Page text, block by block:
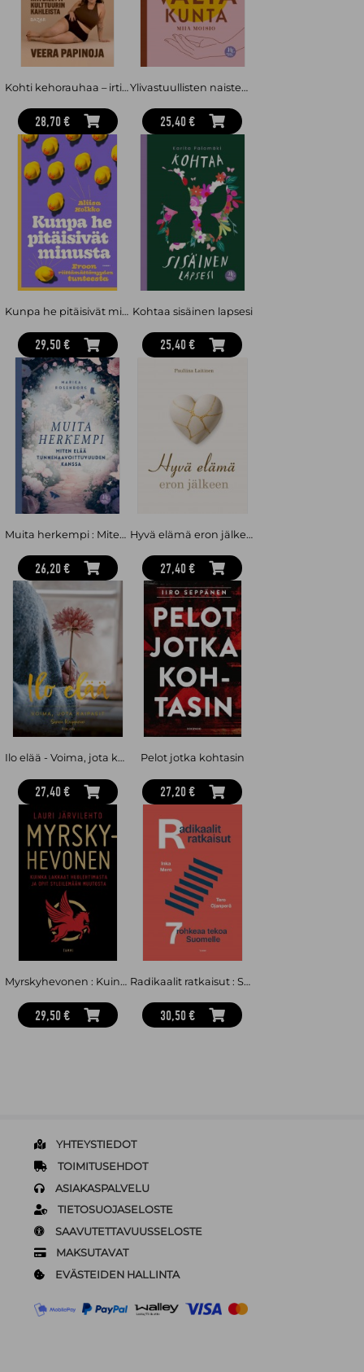
Kohti kehorauhaa – irti dieettikulttuurin kahleista
28,70 €
Ylivastuullisten naisten valtakunta
25,40 €
Kunpa he pitäisivät minusta : Eroon riittämättömyyden tunteesta
29,50 €
Kohtaa sisäinen lapsesi
25,40 €
Muita herkempi : Miten elää tunnehaavoittuvuuden kanssa
26,20 €
Hyvä elämä eron jälkeen
27,40 €
Ilo elää - Voima, jota kaipasit
27,40 €
Pelot jotka kohtasin
27,20 €
Myrskyhevonen : Kuinka lakkaat huolehtimasta ja opit syleilemään muutosta
29,50 €
Radikaalit ratkaisut : Seitsemän rohkeaa tekoa Suomelle
30,50 €
YHTEYSTIEDOT
TOIMITUSEHDOT
ASIAKASPALVELU
TIETOSUOJASELOSTE
SAAVUTETTAVUUSSELOSTE
MAKSUTAVAT
EVÄSTEIDEN HALLINTA